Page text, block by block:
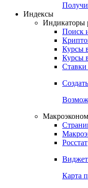
Индексы
Индикаторы
Поиск
Курсы
Курсы
Ставки
Росстат
Карта